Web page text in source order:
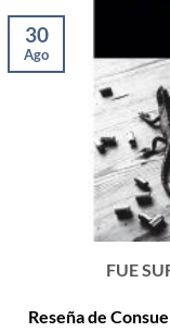
FUE
Reseña de
30
Ago